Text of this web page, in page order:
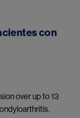
con
over up to 13